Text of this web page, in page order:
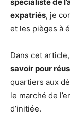
expatriés, je
et les pièges à
Dans cet
savoir pour
quartiers aux
le marché de
d’initiée.